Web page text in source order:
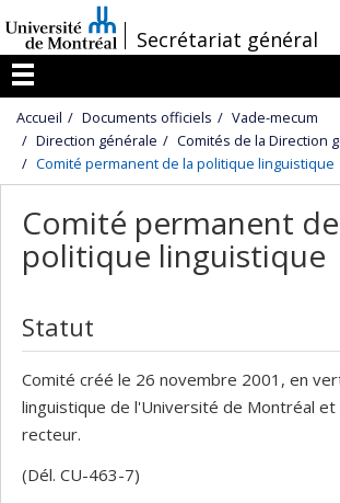
au
contenu
/
Secrétariat général
Menu
Accueil Documents officiels
Vade-mecum
Direction générale
Comités de la Direction
Comité permanent de la politique linguistique
Comité permanent
politique linguistique
Statut
Comité créé le 26 novembre 2001, en
linguistique de l'Université de Montréal et
recteur.
(Dél. CU-463-7)